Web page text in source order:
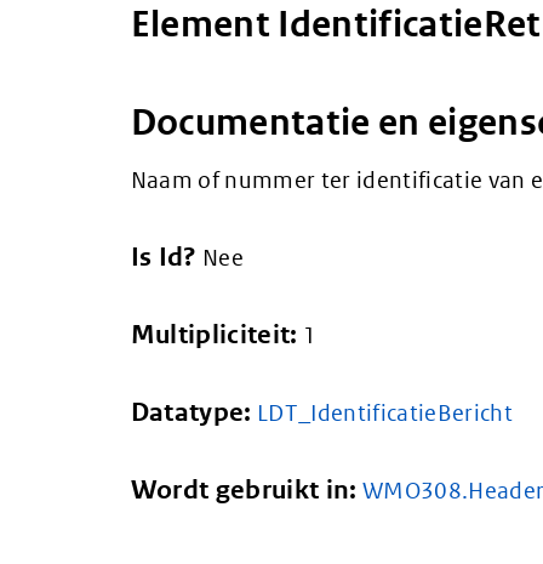
Element
Documentatie en
Naam of nummer ter identificatie van
Is Id? Nee
Multipliciteit: 1
Datatype: LDT_IdentificatieBericht
Wordt gebruikt in: